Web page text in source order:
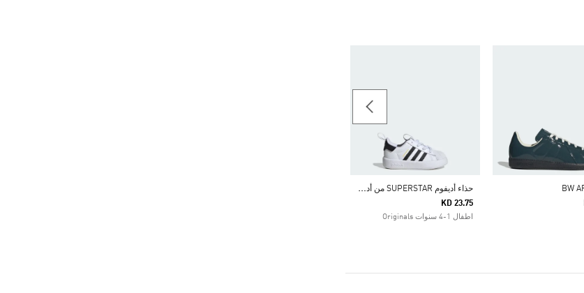
ح
ذاء أديفوم SUPERSTAR من أديداس أوريجينالز 360
KD 23.75
اطفال 1-4 سنوات Originals